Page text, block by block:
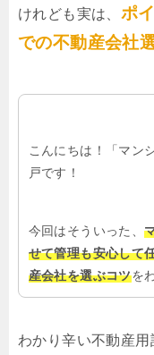
けれども実は、 ポ
での不動産会社
こんにちは！「マン
戸です！
今回はそういった、
せて管理も安心して
産会社を選ぶコツを
わかり辛い不動産